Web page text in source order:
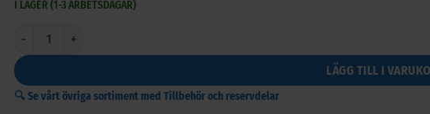
I LAGER (1-3 ARBETSDAGAR)
Nivåmätare för Cemo DT-Mobile Easy 440 Premium, 440/50 & 470 mängd
LÄGG TILL I
🔍 Se vårt övriga sortiment med Tillbehör och reservdelar